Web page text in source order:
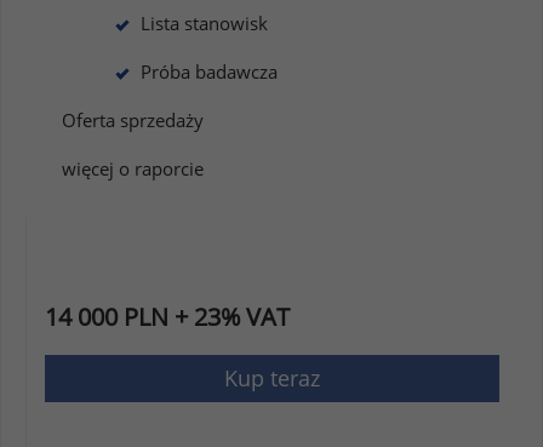
Lista stanowisk
Próba badawcza
Oferta sprzedaży
więcej o raporcie
14 000 PLN + 23% VAT
Kup teraz